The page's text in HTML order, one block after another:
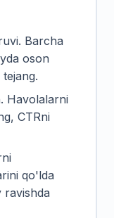
Barcha
oson
Havolalarni
CTRni
qo'lda
ravishda